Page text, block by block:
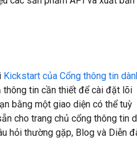
Kickstart của Cổng thông tin
thông tin cần thiết để cài đặt lõi
bằng một giao diện có thể tuỳ
cho trang chủ cổng thông tin
hỏi thường gặp, Blog và Diễn